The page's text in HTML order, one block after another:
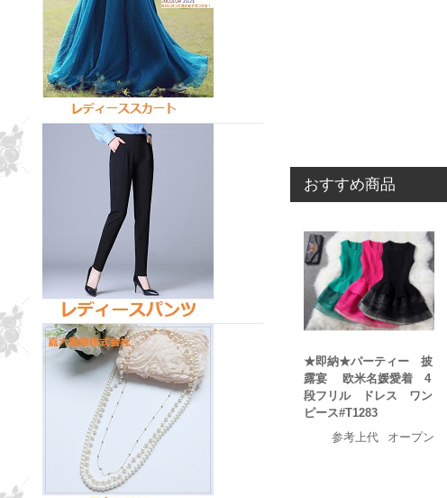
おすすめ商品
★即納★パーティー 披
露宴 欧米名媛愛着 4
段フリル ドレス ワン
ピース#T1283
参考上代
オープン